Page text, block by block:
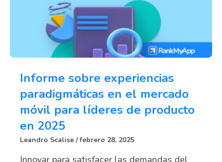
Informe sobre experiencias
paradigmáticas en el mercado
móvil para líderes de producto
en 2025
Leandro Scalise febrero 28, 2025
Innovar para satisfacer las demandas del